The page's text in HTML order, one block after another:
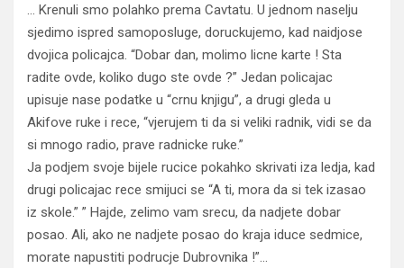
… Krenuli smo polahko prema Cavtatu. U jednom naselju
sjedimo ispred samoposluge, doruckujemo, kad naidjose
dvojica policajca. “Dobar dan, molimo licne karte ! Sta
radite ovde, koliko dugo ste ovde ?” Jedan policajac
upisuje nase podatke u “crnu knjigu”, a drugi gleda u
Akifove ruke i rece, “vjerujem ti da si veliki radnik, vidi se da
si mnogo radio, prave radnicke ruke.”
Ja podjem svoje bijele rucice pokahko skrivati iza ledja, kad
drugi policajac rece smijuci se “A ti, mora da si tek izasao
iz skole.” ” Hajde, zelimo vam srecu, da nadjete dobar
posao. Ali, ako ne nadjete posao do kraja iduce sedmice,
morate napustiti podrucje Dubrovnika !”…